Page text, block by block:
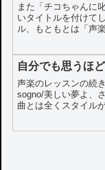
また「チコちゃんに
いタイトルを付けて
ル、もともとは「声
自分でも思うほ
声楽のレッスンの続
sogno/美しい夢よ、
曲とは全くスタイル